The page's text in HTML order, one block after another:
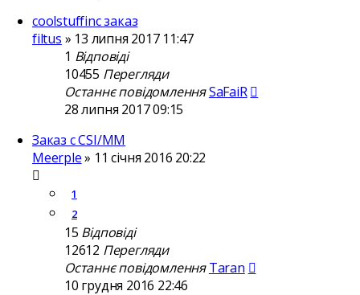
coolstuffinc заказ
filtus » 13 липня 2017 11:47
1 Відповіді
10455 Перегляди
Останнє повідомленняSaFaiR
28 липня 2017 09:15
Заказ с CSI/ММ
Meerple» 11 січня 2016 20:22
1
2
15 Відповіді
12612 Перегляди
Останнє повідомленняTaran
10 грудня 2016 22:46